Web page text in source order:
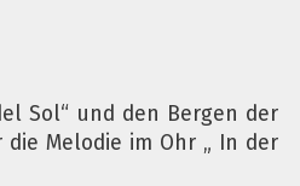
Sol“ und den Bergen der
Melodie im Ohr „ In der